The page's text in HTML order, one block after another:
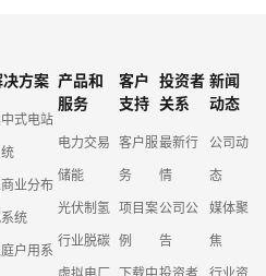
方案
式电站
业分布
统
户用系
产品和
服务
电力交易
储能
光伏制氢
行业脱碳
虚拟电厂
客户
支持
客户服
务
项目案
例
下载中
投资者
关系
最新行
情
公司公
告
投资者
新闻
动态
公司动
态
媒体聚
焦
行业资